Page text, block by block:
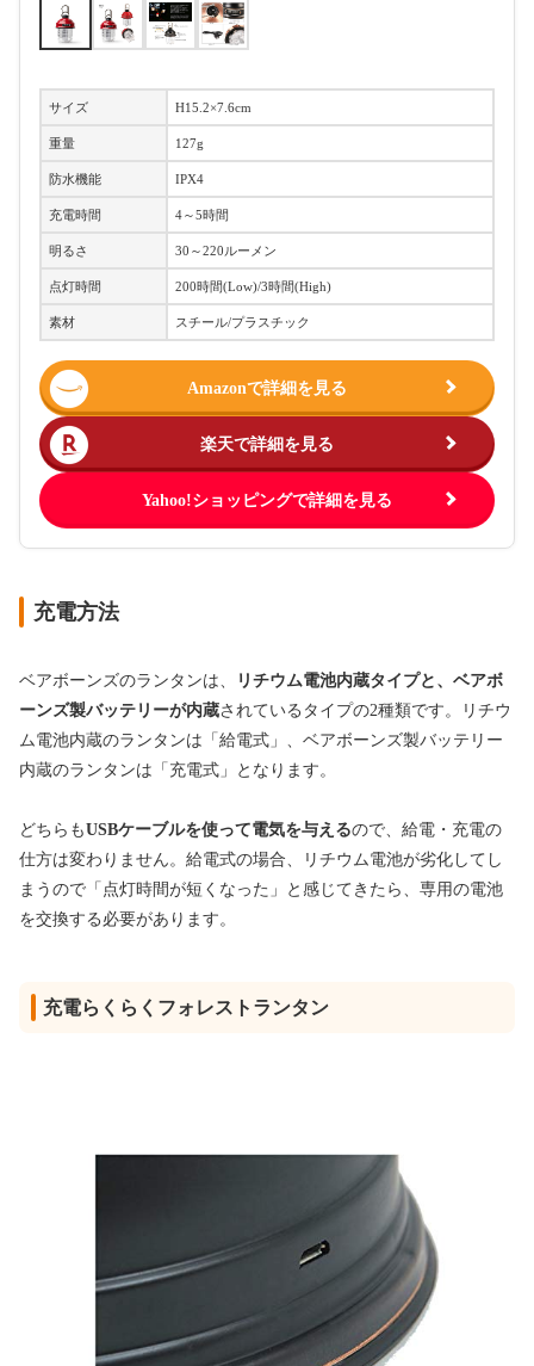
サイズ H15.2×7.6cm
重量 127g
防水機能 IPX4
充電時間 4～5時間
明るさ 30～220ルーメン
点灯時間 200時間(Low)/3時間(High)
素材 スチール/プラスチック
Amazonで詳細を見る
楽天で詳細を見る
Yahoo!ショッピングで詳細を見る
充電方法
ベアボーンズのランタンは、
リチウム電池内蔵タイプと、ベアボ
ーンズ製バッテリーが内蔵されているタイプの2種類です。リチウ
ム電池内蔵のランタンは「給電式」、ベアボーンズ製バッテリー
内蔵のランタンは「充電式」となります。
どちらもUSBケーブルを使って電気を与えるので、給電・充電の
仕方は変わりません。給電式の場合、リチウム電池が劣化してし
まうので「点灯時間が短くなった」と感じてきたら、専用の電池
を交換する必要があります。
充電らくらくフォレストランタン